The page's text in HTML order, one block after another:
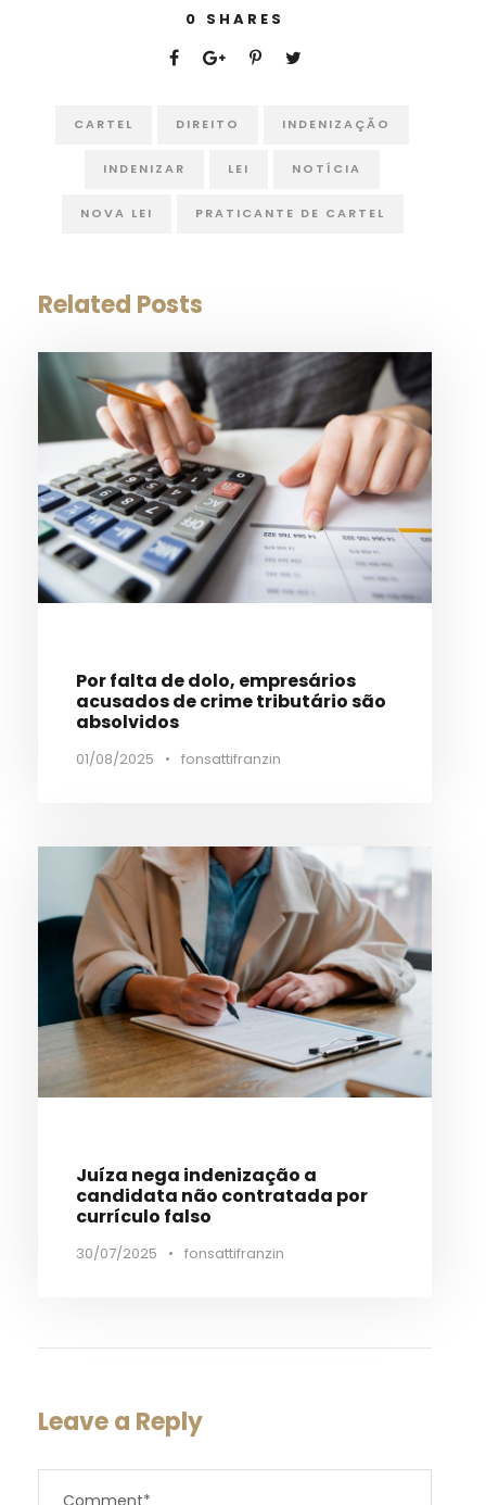
0 SHARES
CARTEL DIREITO INDENIZAÇÃO
INDENIZAR LEI NOTÍCIA
NOVA LEI PRATICANTE DE CARTEL
Related Posts
Por falta de dolo, empresários
acusados de crime tributário são
absolvidos
01/08/2025 • fonsattifranzin
Juíza nega indenização a
candidata não contratada por
currículo falso
30/07/2025 • fonsattifranzin
Leave a Reply